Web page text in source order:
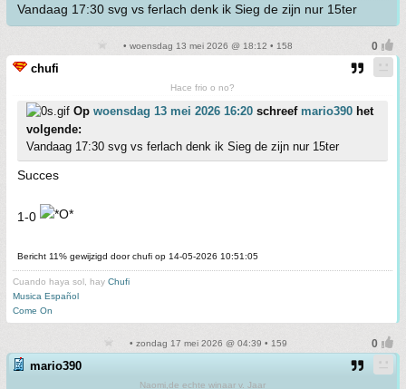
Vandaag 17:30 svg vs ferlach denk ik Sieg de zijn nur 15ter
• woensdag 13 mei 2026 @ 18:12 • 158
chufi
Hace frio o no?
Op woensdag 13 mei 2026 16:20 schreef mario390 het
volgende:
Vandaag 17:30 svg vs ferlach denk ik Sieg de zijn nur 15ter
Succes
1-0
Bericht 11% gewijzigd door chufi op 14-05-2026 10:51:05
Cuando haya sol, hay Chufi
Musica Español
Come On
• zondag 17 mei 2026 @ 04:39 • 159
mario390
Naomi,de echte winaar v. Jaar